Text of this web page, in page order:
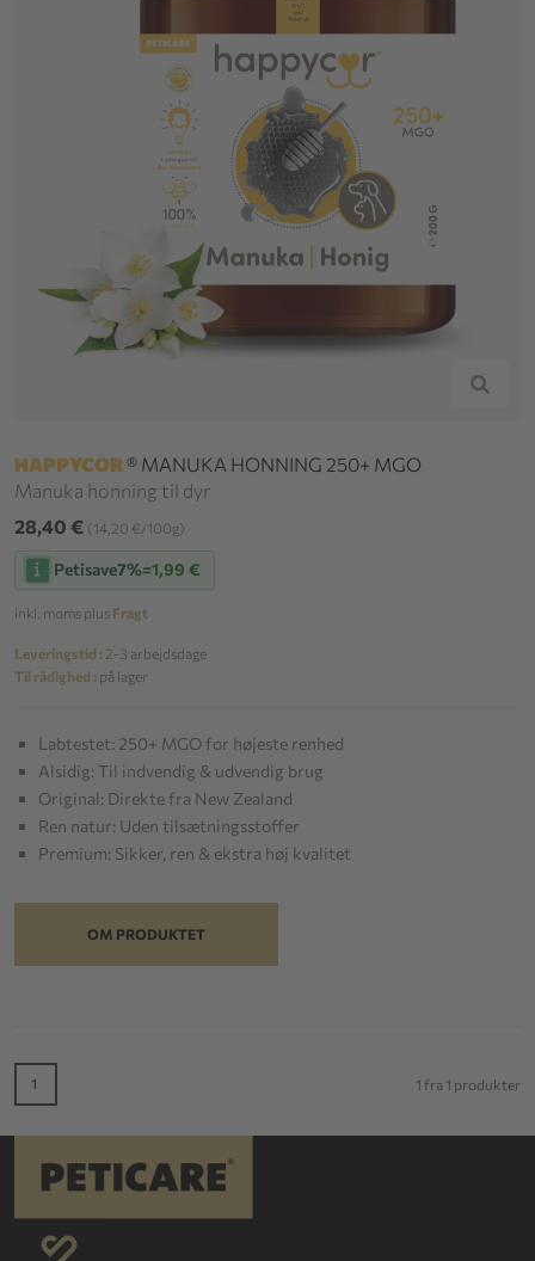
HAPPYCOR® MANUKA HONNING 250+ MGO
Manuka honning til dyr
28,40 € (14,20 €/100g)
Petisave7%=1,99 €
inkl. moms plus Fragt
Leveringstid : 2-3 arbejdsdage
Til rådighed : på lager
Labtestet: 250+ MGO for højeste renhed
Alsidig: Til indvendig & udvendig brug
Original: Direkte fra New Zealand
Ren natur: Uden tilsætningsstoffer
Premium: Sikker, ren & ekstra høj kvalitet
OM PRODUKTET
1 1 fra 1 produkter